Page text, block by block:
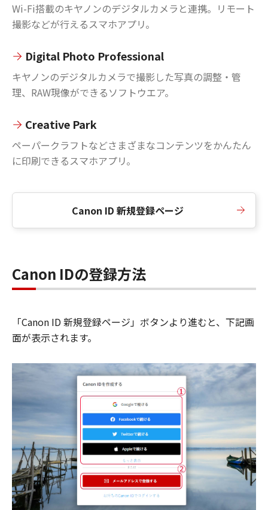
Wi-Fi搭載のキヤノンのデジタルカメラと連携。リモート
撮影などが行えるスマホアプリ。
Digital Photo Professional
キヤノンのデジタルカメラで撮影した写真の調整・管
理、RAW現像ができるソフトウエア。
Creative Park
ペーパークラフトなどさまざまなコンテンツをかんたん
に印刷できるスマホアプリ。
Canon ID 新規登録ページ
Canon IDの登録方法
「Canon ID 新規登録ページ」ボタンより進むと、下記画
面が表示されます。